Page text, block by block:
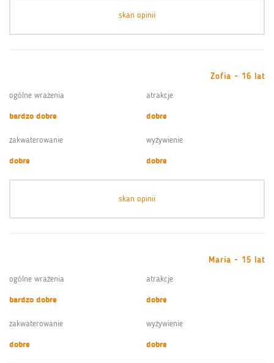
skan opinii
Zofia - 16 lat
ogólne wrażenia
bardzo dobre
atrakcje
dobre
zakwaterowanie
dobre
wyżywienie
dobre
skan opinii
Maria - 15 lat
ogólne wrażenia
bardzo dobre
atrakcje
dobre
zakwaterowanie
dobre
wyżywienie
dobre